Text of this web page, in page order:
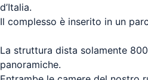
d’Italia.
Il complesso è inserito in un
La struttura dista solamente
panoramiche.